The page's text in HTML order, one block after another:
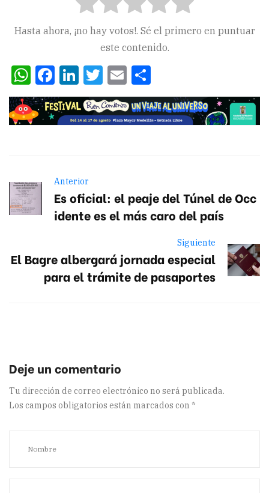
Hasta ahora, ¡no hay votos!. Sé el primero en puntuar
este contenido.
WhatsApp
Facebook
LinkedIn
Twitter
Email
Anterior
Es oficial: el peaje del Túnel de Occ
idente es el más caro del país
Siguiente
El Bagre albergará jornada especial
para el trámite de pasaportes
Tu dirección de correo electrónico no será publicada.
Los campos obligatorios están marcados con *